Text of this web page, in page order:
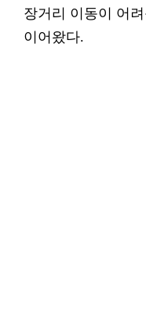
장거리 이동이 어
이어왔다.